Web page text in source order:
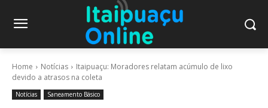
Home Notícias
Itaipuaçu: Moradores relatam acúmulo de lixo
devido a atrasos na coleta
Notícias Saneamento Básico